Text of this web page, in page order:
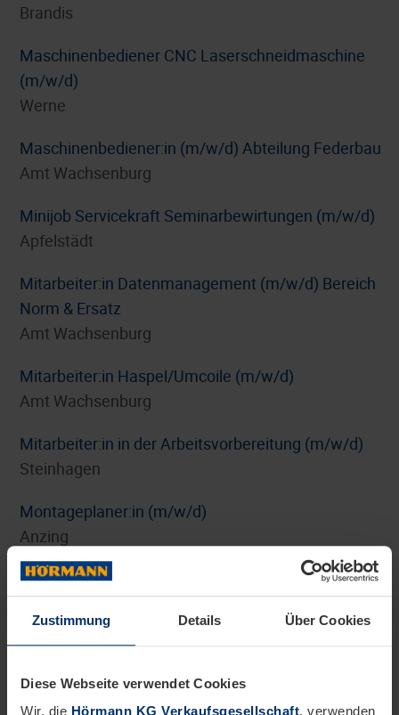
Zustimmung Details Über Cookies
Diese Webseite verwendet Cookies
Wir, die Hörmann KG Verkaufsgesellschaft, verwenden
Brandis
Maschinenbediener CNC Laserschneidmaschine
(m/w/d)
Werne
Maschinenbediener:in (m/w/d) Abteilung Federbau
Amt Wachsenburg
Minijob Servicekraft Seminarbewirtungen (m/w/d)
Apfelstädt
Mitarbeiter:in Datenmanagement (m/w/d) Bereich
Norm & Ersatz
Amt Wachsenburg
Mitarbeiter:in Haspel/Umcoile (m/w/d)
Amt Wachsenburg
Mitarbeiter:in in der Arbeitsvorbereitung (m/w/d)
Steinhagen
Montageplaner:in (m/w/d)
Anzing
Personalreferent:in Benefits und HR-Marketing
(m/w/d)
Steinhagen